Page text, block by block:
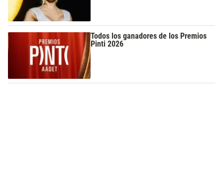
Todos los ganadores de los Premios
Pinti 2026